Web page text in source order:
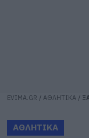
EVIMA.GR / ΑΘΛΗΤΙΚΑ /
ΑΘΛΗΤΙΚΑ